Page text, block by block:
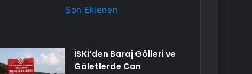
Son Eklenen
İSKİ’den Baraj Gölleri ve
Göletlerde Can